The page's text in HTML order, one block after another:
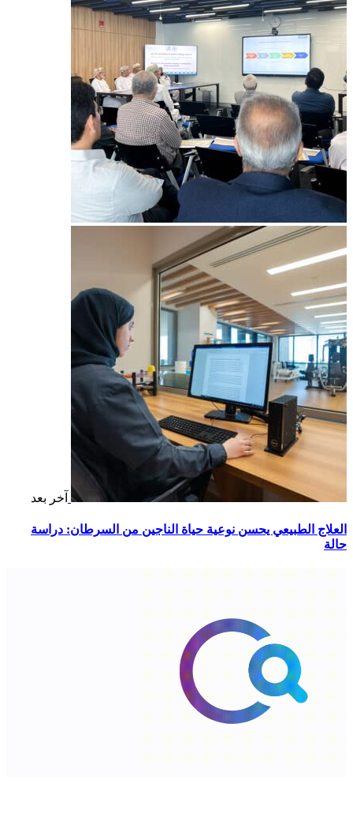
آخر بعد
العلاج الطبيعي يحسن نوعية حياة الناجين من السرطان: دراسة
حالة